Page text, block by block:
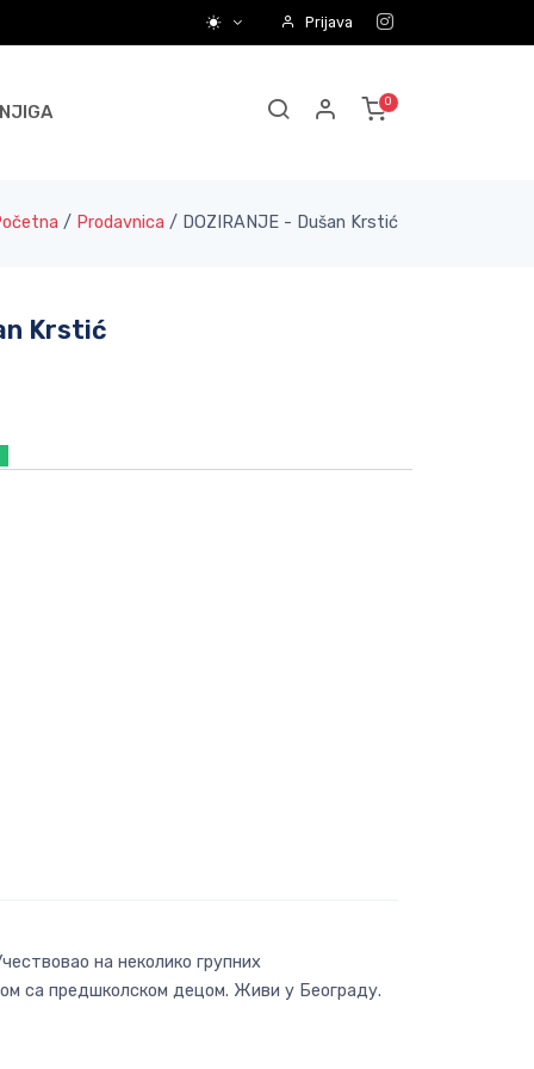
Prijava
/ Prodavnica / DOZIRANJE - Dušan Krstić
Krstić
на неколико групних
са предшколском децом. Живи у Београду.